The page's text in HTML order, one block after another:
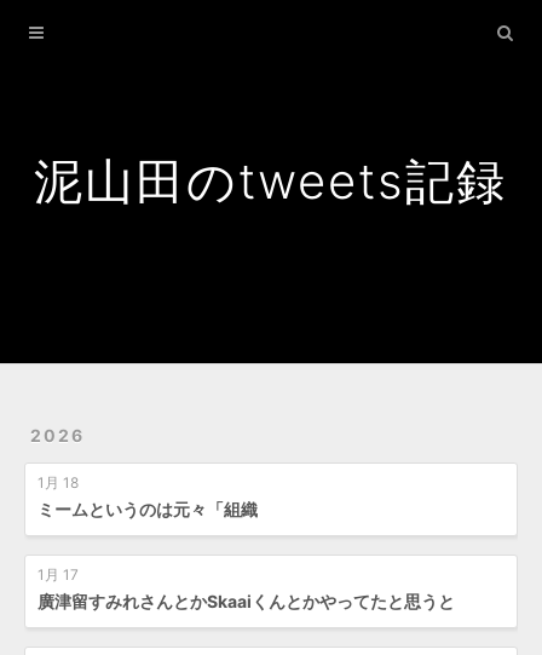
泥山田のtweets記録
2026
1月 18
ミームというのは元々「組織
1月 17
廣津留すみれさんとかSkaaiくんとかやってたと思うと
Home